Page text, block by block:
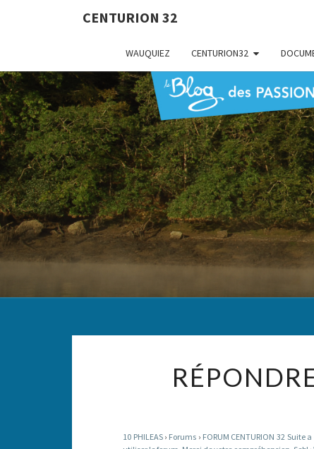
CENTURION 32
WAUQUIEZ CENTURION32
10 PHILEAS › Forums › FORUM CENTURION 32